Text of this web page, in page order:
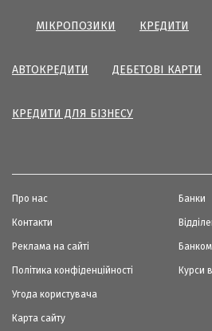
МІКРОПОЗИКИ КРЕДИТИ
АВТОКРЕДИТИ ДЕБЕТОВІ КАРТИ
КРЕДИТИ ДЛЯ БІЗНЕСУ
Про нас
Контакти
Реклама на сайті
Політика конфіденційності
Угода користувача
Карта сайту
Банки
Курси